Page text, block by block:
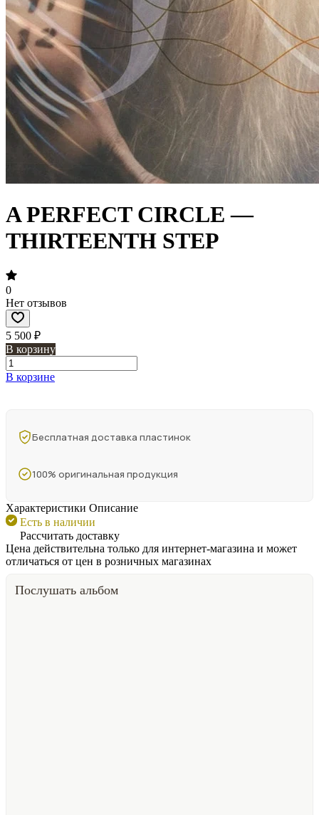
A PERFECT CIRCLE —
THIRTEENTH STEP
0
Нет отзывов
5 500 ₽
В корзину
В корзине
Бесплатная доставка пластинок
100% оригинальная продукция
Характеристики Описание
Есть в наличии
Рассчитать доставку
Цена действительна только для интернет-магазина и может
отличаться от цен в розничных магазинах
Послушать альбом